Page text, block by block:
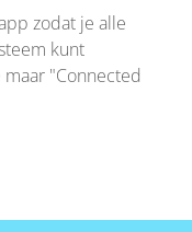
zodat je alle
kunt
"Connected